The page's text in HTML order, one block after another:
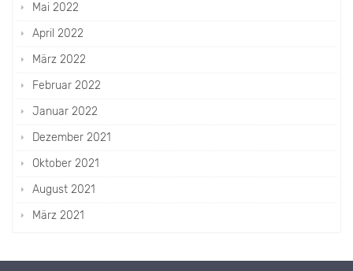
Mai 2022
April 2022
März 2022
Februar 2022
Januar 2022
Dezember 2021
Oktober 2021
August 2021
März 2021